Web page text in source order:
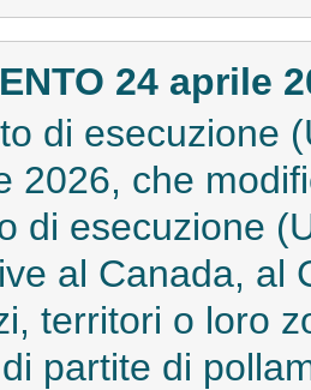
24 aprile
di esecuzione
2026, che
di esecuzione
al Canada, al
territori o loro
partite di